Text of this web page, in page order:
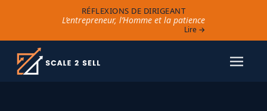
RÉFLEXIONS DE DIRIGEANT
L’entrepreneur, l’Homme et la patience
Lire →